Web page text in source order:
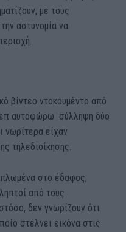
με τους
αστυνομία να
βίντεο ντοκουμέντο από
επ αυτοφώρω σύλληψη δύο
νωρίτερα είχαν
τηλεδιοίκησης.
στο έδαφος,
από τους
δεν γνωρίζουν ότι
στέλνει εικόνα στις